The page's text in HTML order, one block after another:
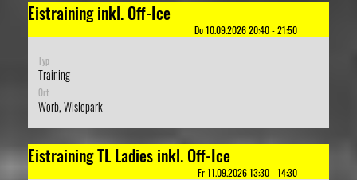
Eistraining inkl. Off-Ice
Do 10.09.2026 20:40 - 21:50
Typ
Training
Ort
Worb, Wislepark
Eistraining TL Ladies inkl. Off-Ice
Fr 11.09.2026 13:30 - 14:30